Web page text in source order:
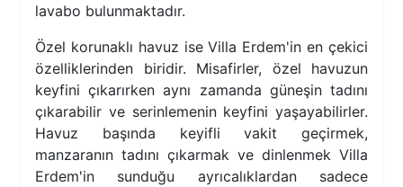
lavabo bulunmaktadır.
Özel korunaklı havuz ise Villa Erdem'in en çekici
özelliklerinden biridir. Misafirler, özel havuzun
keyfini çıkarırken aynı zamanda güneşin tadını
çıkarabilir ve serinlemenin keyfini yaşayabilirler.
Havuz başında keyifli vakit geçirmek,
manzaranın tadını çıkarmak ve dinlenmek Villa
Erdem'in sunduğu ayrıcalıklardan sadece